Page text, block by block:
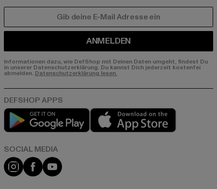
ANMELDEN
Informationen dazu, wie DefShop mit Deinen Daten umgeht, findest Du
in unserer Datenschutzerklärung. Du kannst Dich jederzeit kostenfei
abmelden. Datenschutzerklärung lesen.
Play market
Instagram
FacebookYouTube